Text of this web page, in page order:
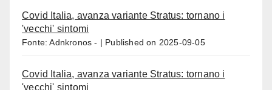
Covid Italia, avanza variante Stratus: tornano i
'vecchi' sintomi
Fonte: Adnkronos - Published on 2025-09-05
Covid Italia, avanza variante Stratus: tornano i
'vecchi' sintomi